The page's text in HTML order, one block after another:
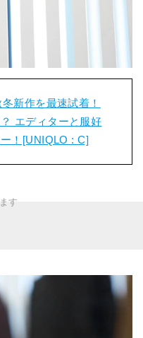
新作を最速試着！
エディターと服好
！[UNIQLO : C]